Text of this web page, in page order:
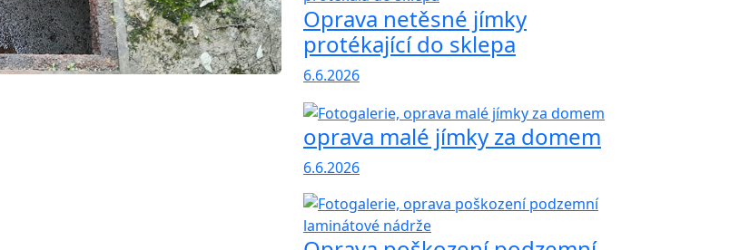
Oprava netěsné jímky
protékající do sklepa
6.6.2026
oprava malé jímky za domem
6.6.2026